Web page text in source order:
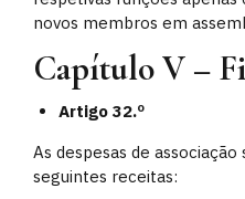
novos membros em
Capítulo V –
Artigo 32.º
As despesas de
seguintes receitas: